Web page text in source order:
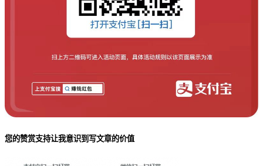
您的赞赏支持让我意识到写文章的价值